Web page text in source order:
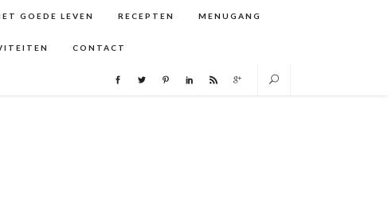
GOEDE LEVEN RECEPTEN MENUGANG
CONTACT